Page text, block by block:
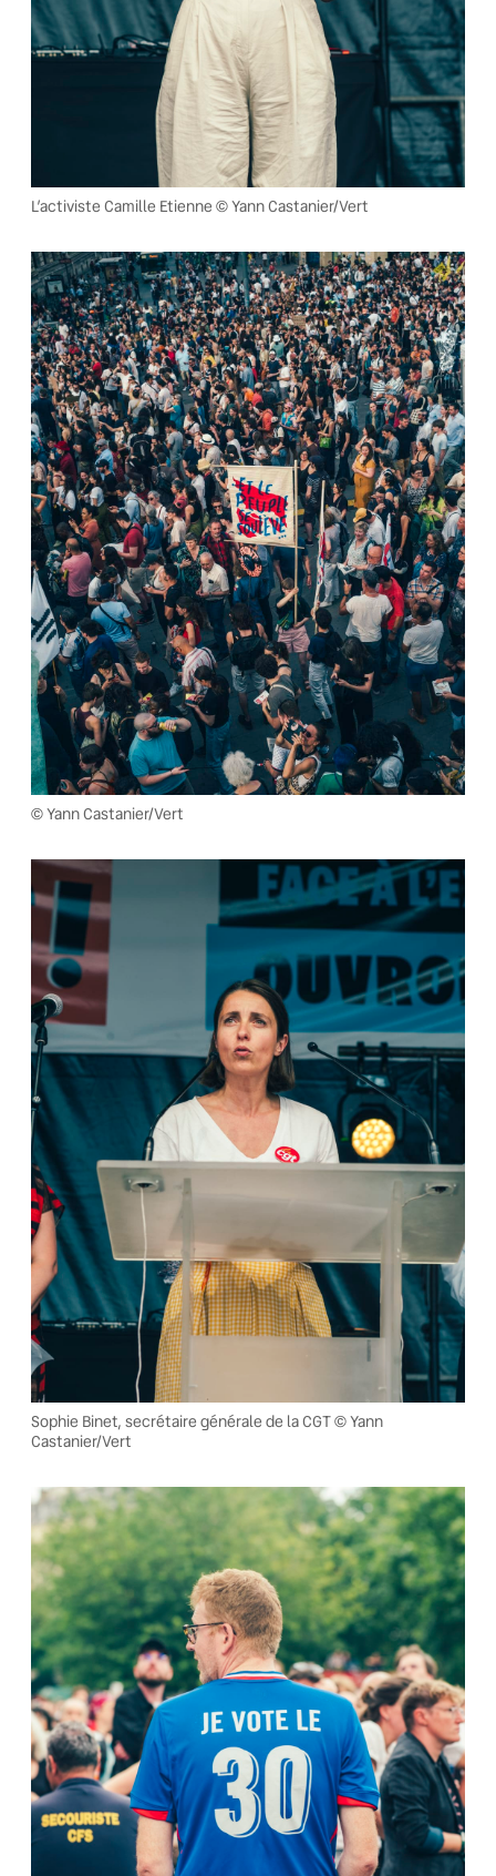
L’activiste Camille Etienne © Yann Castanier/Vert
© Yann Castanier/Vert
Sophie Binet, secrétaire générale de la CGT © Yann
Castanier/Vert